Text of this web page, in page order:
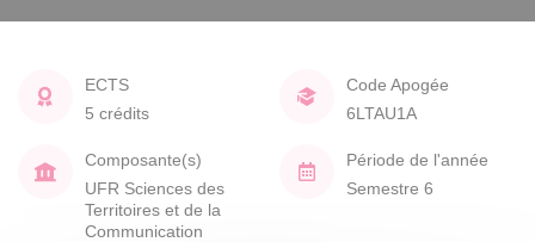
ECTS
5 crédits
Code Apogée
6LTAU1A
Composante(s)
UFR Sciences des
Territoires et de la
Communication
Période de l'année
Semestre 6